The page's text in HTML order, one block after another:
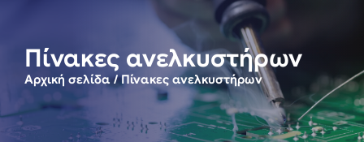
Πίνακες ανελκυστήρων
Αρχική σελίδα/ Πίνακες ανελκυστήρων